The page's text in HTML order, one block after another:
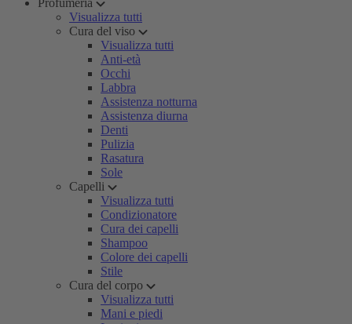
Profumeria
Visualizza tutti
Cura del viso
Visualizza tutti
Anti-età
Occhi
Labbra
Assistenza notturna
Assistenza diurna
Denti
Pulizia
Rasatura
Sole
Capelli
Visualizza tutti
Condizionatore
Cura dei capelli
Shampoo
Colore dei capelli
Stile
Cura del corpo
Visualizza tutti
Mani e piedi